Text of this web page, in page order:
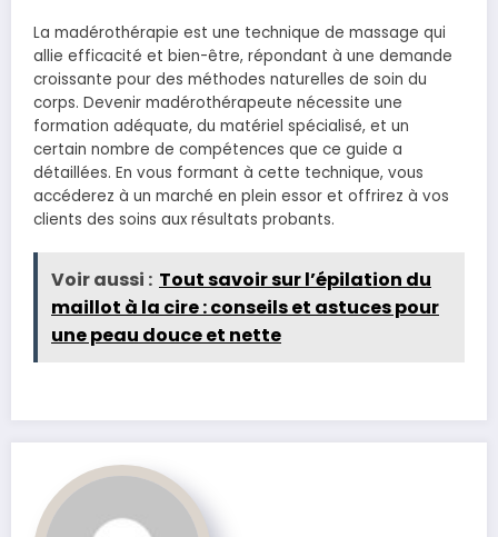
La madérothérapie est une technique de massage qui
allie efficacité et bien-être, répondant à une demande
croissante pour des méthodes naturelles de soin du
corps. Devenir madérothérapeute nécessite une
formation adéquate, du matériel spécialisé, et un
certain nombre de compétences que ce guide a
détaillées. En vous formant à cette technique, vous
accéderez à un marché en plein essor et offrirez à vos
clients des soins aux résultats probants.
Voir aussi : Tout savoir sur l’épilation du
maillot à la cire : conseils et astuces pour
une peau douce et nette